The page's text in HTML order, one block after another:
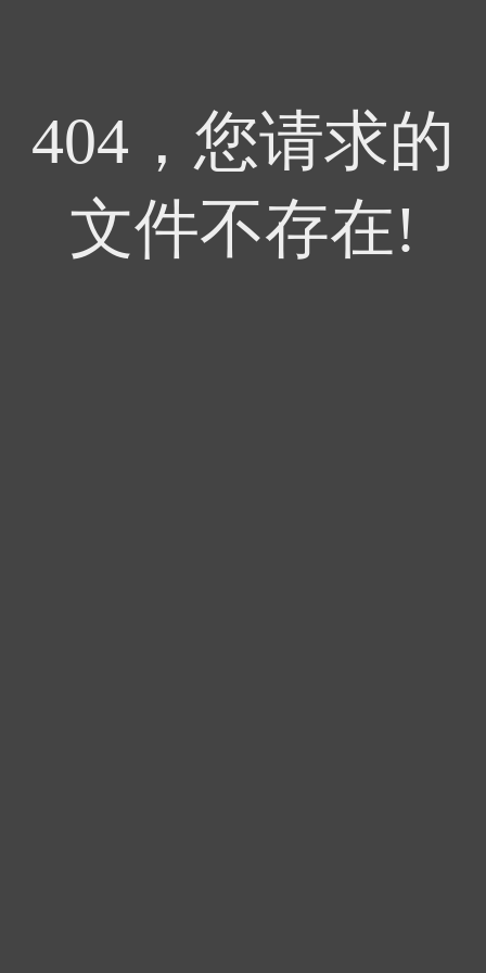
404，您请求的
文件不存在!